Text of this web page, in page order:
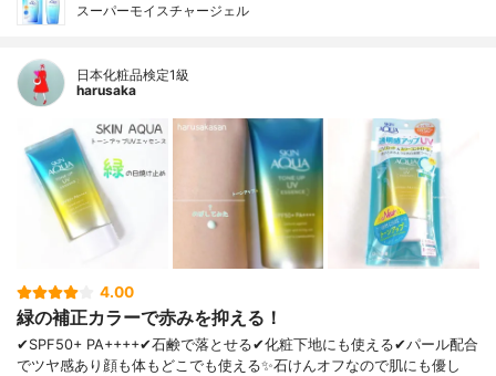
スーパーモイスチャージェル
日本化粧品検定1級
harusaka
4.00
緑の補正カラーで赤みを抑える！
✔︎SPF50+ PA++++✔︎石鹸で落とせる✔︎化粧下地にも使える✔︎パール配合
でツヤ感あり顔も体もどこでも使える✨石けんオフなので肌にも優し